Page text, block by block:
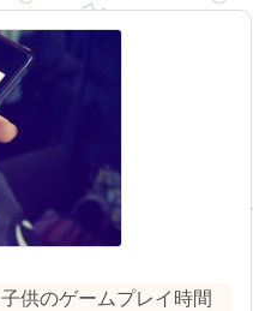
供のゲームプレイ時間